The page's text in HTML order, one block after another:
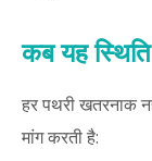
कब यह
हर पथरी खतरनाक
मांग करती है: